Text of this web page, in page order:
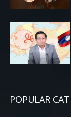
POPULAR